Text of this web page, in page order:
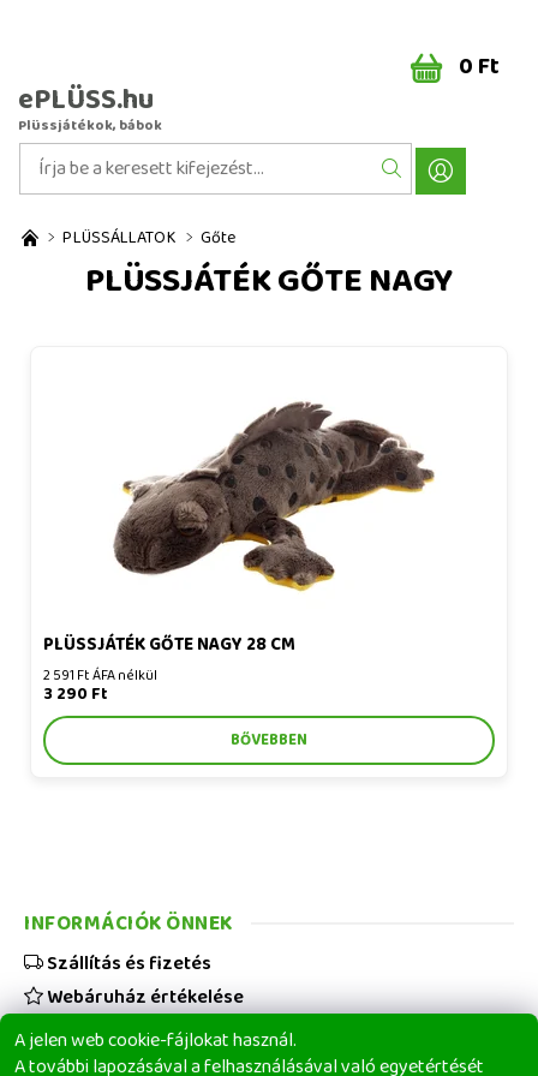
ePLÜSS.hu
Plüssjátékok, bábok
0 Ft
PLÜSSÁLLATOK Gőte
PLÜSSJÁTÉK GŐTE NAGY
PLÜSSJÁTÉK GŐTE NAGY 28 CM
2 591 Ft ÁFA nélkül
3 290 Ft
BŐVEBBEN
A jelen web cookie-fájlokat használ.
A további lapozásával a felhasználásával való egyetértését
INFORMÁCIÓK ÖNNEK
Szállítás és fizetés
Webáruház értékelése
Viszonteladóknak
Üzleti feltételek